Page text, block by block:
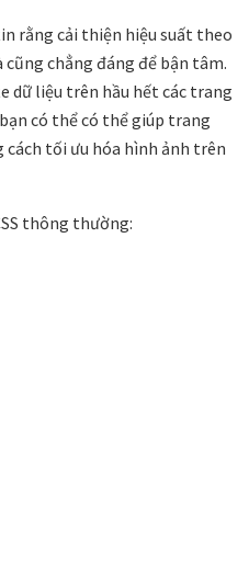
rằng cải thiện hiệu suất theo
cũng chẳng đáng để bận tâm.
dữ liệu trên hầu hết các trang
có thể có thể giúp trang
tối ưu hóa hình ảnh trên
thông thường: